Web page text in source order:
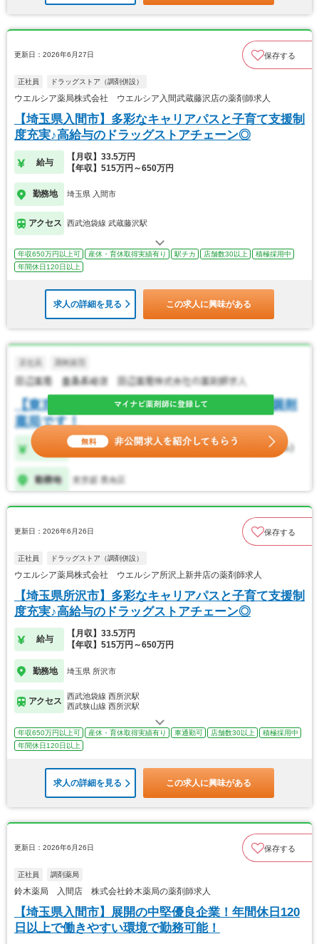
更新日：2026年6月27日 保存する
正社員 ドラッグストア（調剤併設）
ウエルシア薬局株式会社 ウエルシア入間武蔵藤沢店の薬剤師求人
【埼玉県入間市】多彩なキャリアパスと子育て支援制
度充実♪高給与のドラッグストアチェーン◎
給与
【月収】33.5万円
【年収】515万円～650万円
勤務地 埼玉県 入間市
アクセス 西武池袋線 武蔵藤沢駅
年収650万円以上可 産休・育休取得実績有り 駅チカ 店舗数30以上
積極採用中
年間休日120日以上
求人の詳細を見る この求人に興味がある
更新日：2026年6月26日 保存する
正社員 ドラッグストア（調剤併設）
ウエルシア薬局株式会社 ウエルシア所沢上新井店の薬剤師求人
【埼玉県所沢市】多彩なキャリアパスと子育て支援制
度充実♪高給与のドラッグストアチェーン◎
給与
【月収】33.5万円
【年収】515万円～650万円
勤務地 埼玉県 所沢市
アクセス
西武池袋線 西所沢駅
西武狭山線 西所沢駅
年収650万円以上可 産休・育休取得実績有り 車通勤可 店舗数30以上
積極採用中
年間休日120日以上
求人の詳細を見る この求人に興味がある
更新日：2026年6月26日 保存する
正社員 調剤薬局
鈴木薬局 入間店 株式会社鈴木薬局の薬剤師求人
【埼玉県入間市】展開の中堅優良企業！年間休日120
日以上で働きやすい環境で勤務可能！